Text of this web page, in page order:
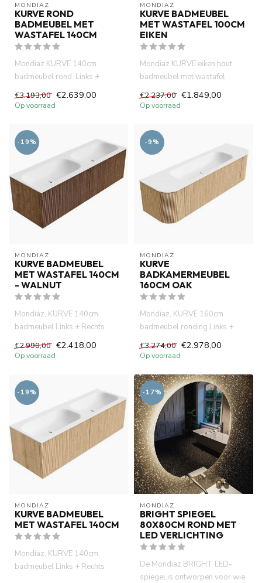
MONDIAZ
KURVE ROND
BADMEUBEL MET
WASTAFEL 140CM
Mondiaz KURVE 140cm
badmeubel rond. Links +
Rechts kleur Oak met 1 lade en
2 deu...
€3.193,00 €2.639,00
Op voorraad
MONDIAZ
KURVE BADMEUBEL
MET WASTAFEL 100CM
EIKEN
Mondiaz KURVE eiken hout
badmeubel met wastafel
100cm. Links + Rechts kleur
oak ...
€2.237,00 €1.849,00
Op voorraad
-19%
MONDIAZ
KURVE BADMEUBEL
MET WASTAFEL 140CM
- WALNUT
Mondiaz, KURVE 140cm
badmeubel Links + Rechts
kleur walnut met 1 lade en 2
deure...
€2.990,00 €2.418,00
Op voorraad
-9%
MONDIAZ
KURVE
BADKAMERMEUBEL
160CM OAK
Mondiaz, KURVE 160cm
badmeubel ronding Links +
Rechts kleur Oak met 1 lade en
2 ...
€3.274,00 €2.978,00
Op voorraad
-19%
MONDIAZ
KURVE BADMEUBEL
MET WASTAFEL 140CM
Mondiaz, KURVE 140cm
badmeubel Links + Rechts
-17%
MONDIAZ
BRIGHT SPIEGEL
80X80CM ROND MET
LED VERLICHTING
De Mondiaz BRIGHT LED-
spiegel is ontworpen voor wie